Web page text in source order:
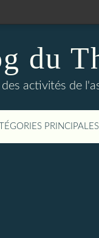
du
activités de
PRINCIPALES